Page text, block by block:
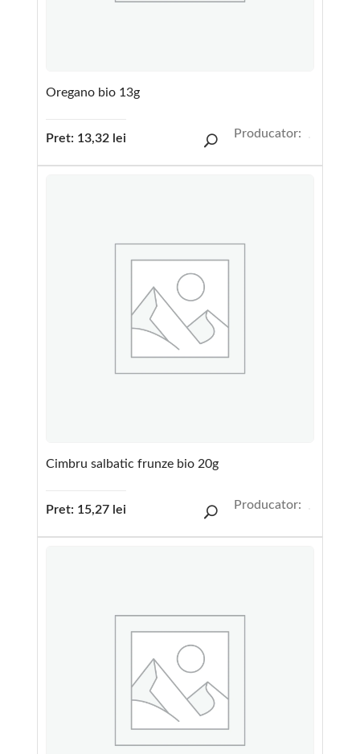
Oregano bio 13g
Pret: 13,32 lei Producator:
Cimbru salbatic frunze bio 20g
Pret: 15,27 lei Producator: